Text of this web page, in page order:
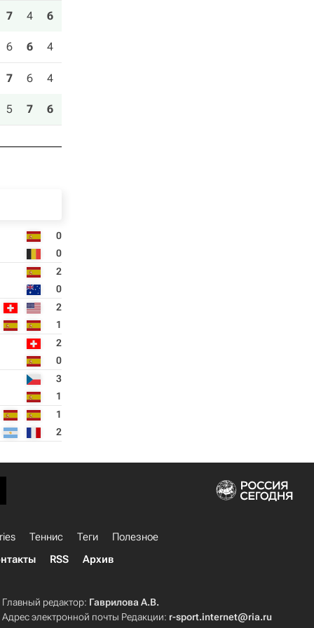
7 4 6
6 6 4
7 6 4
5 7 6
0
0
2
0
2
1
2
0
3
1
1
2
Теннис Теги
Полезное
RSS Архив
Главный редактор: Гаврилова А.В.
Адрес электронной почты Редакции: r-sport.internet@ria.ru